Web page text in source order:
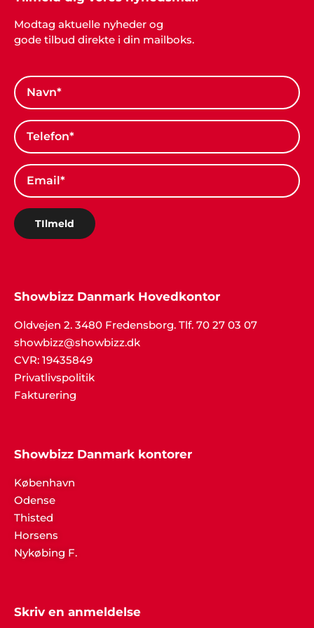
Modtag aktuelle nyheder og
gode tilbud direkte i din mailboks.
TIlmeld
Showbizz Danmark Hovedkontor
Oldvejen 2. 3480 Fredensborg. Tlf. 70 27 03 07
showbizz@showbizz.dk
CVR: 19435849
Privatlivspolitik
Fakturering
Showbizz Danmark kontorer
København
Odense
Thisted
Horsens
Nykøbing F.
Skriv en anmeldelse